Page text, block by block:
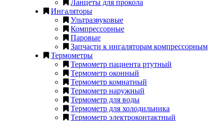
Ланцеты для прокола
Ингаляторы
Ультразвуковые
Компрессорные
Паровые
Запчасти к ингаляторам компрессорным
Термометры
Термометр пациента ртутный
Термометр оконный
Термометр комнатный
Термометр наружный
Термометр для воды
Термометр для холодильника
Термометр электроконтактный